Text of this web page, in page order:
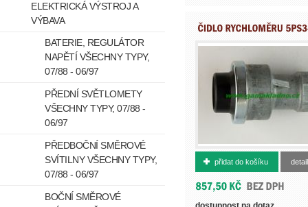
364981410
přidat do košíku detail
ELEKTRICKÁ VÝSTROJ A
VÝBAVA
BATERIE, REGULÁTOR
NAPĚTÍ VŠECHNY TYPY,
07/88 - 06/97
PŘEDNÍ SVĚTLOMETY
VŠECHNY TYPY, 07/88 -
06/97
PŘEDBOČNÍ SMĚROVÉ
SVÍTILNY VŠECHNY TYPY,
07/88 - 06/97
BOČNÍ SMĚROVÉ